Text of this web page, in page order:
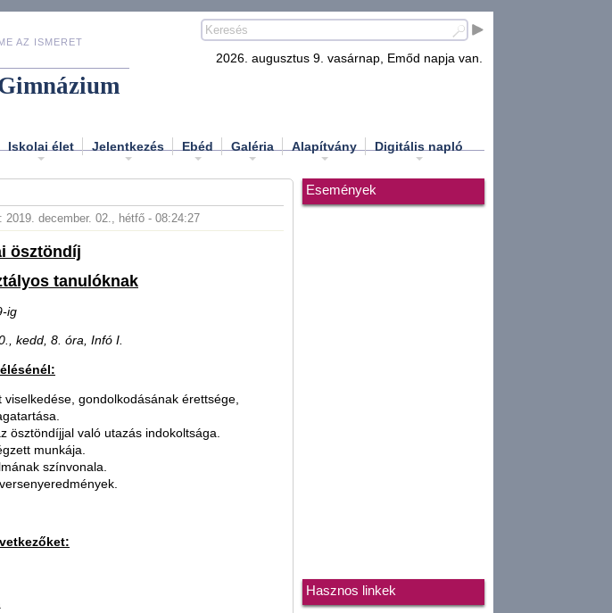
AZ ISMERET
2026. augusztus 9. vasárnap, Emőd napja van.
Iskolai élet Jelentkezés Ebéd Galéria Alapítvány Digitális napló
2019. december. 02., hétfő - 08:24:27
ösztöndíj
tanulóknak
ig
kedd, 8. óra, Infó I.
gondolkodásának érettsége,
ösztöndíjjal való utazás indokoltsága.
munkája.
színvonala.
Események
Hasznos linkek